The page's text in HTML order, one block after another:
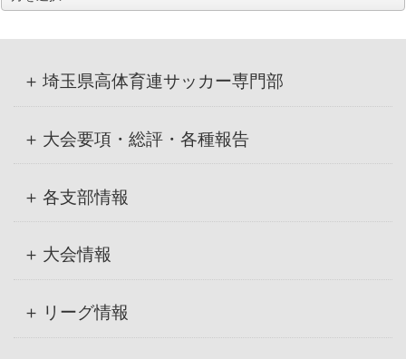
ー
埼玉県高体育連サッカー専門部
大会要項・総評・各種報告
各支部情報
大会情報
リーグ情報